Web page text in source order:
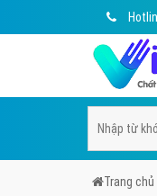
Trang chủ